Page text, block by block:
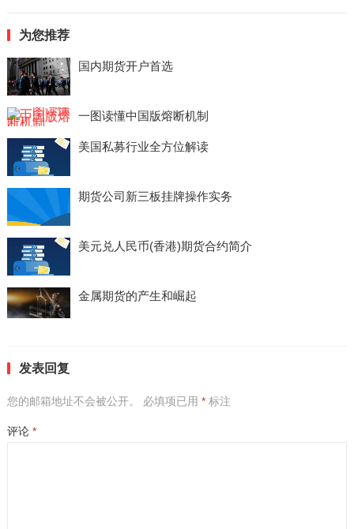
为您推荐
国内期货开户首选
一图读懂中国版熔断机制
美国私募行业全方位解读
期货公司新三板挂牌操作实务
美元兑人民币(香港)期货合约简介
金属期货的产生和崛起
发表回复
您的邮箱地址不会被公开。 必填项已用 *标注
评论 *